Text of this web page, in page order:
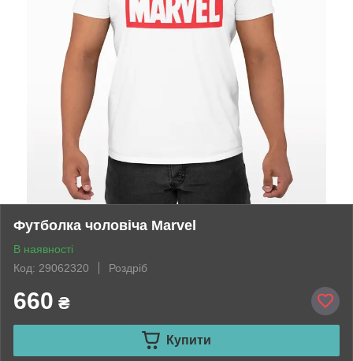
Футболка чоловіча Marvel
В наявності
Код: 29062320
Роздріб
660 ₴
Купити